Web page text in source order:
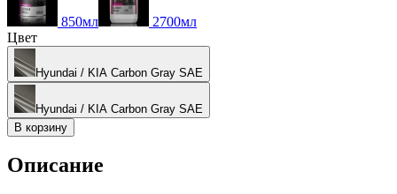
850мл
2700мл
Цвет
Hyundai / KIA Carbon Gray SAE
Hyundai / KIA Carbon Gray SAE
В корзину
Описание